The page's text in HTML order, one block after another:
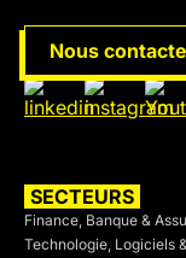
SECTEURS
Finance, Banque &
Technologie, Logiciels
Nous